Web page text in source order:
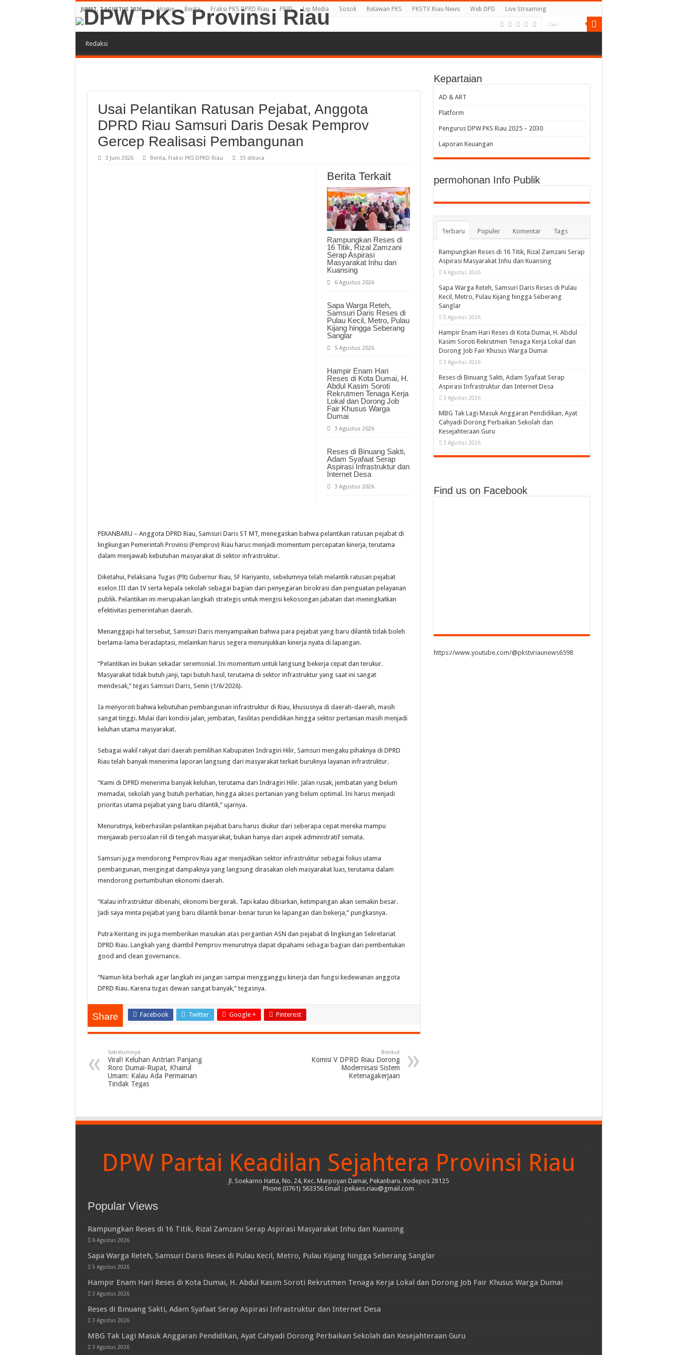
JUMAT, 7 AGUSTUS 2026 Home Berita Fraksi PKS DPRD Riau PPID Lip Media Sosok Relawan PKS PKSTV Riau News Web DPD Live Streaming
Redaksi
Usai Pelantikan Ratusan Pejabat, Anggota
DPRD Riau Samsuri Daris Desak Pemprov
Gercep Realisasi Pembangunan
3 Juni 2026 Berita, Fraksi PKS DPRD Riau 33 dibaca
Berita Terkait
Rampungkan Reses di
16 Titik, Rizal Zamzani
Serap Aspirasi
Masyarakat Inhu dan
Kuansing
6 Agustus 2026
Sapa Warga Reteh,
Samsuri Daris Reses di
Pulau Kecil, Metro, Pulau
Kijang hingga Seberang
Sanglar
5 Agustus 2026
Hampir Enam Hari
Reses di Kota Dumai, H.
Abdul Kasim Soroti
Rekrutmen Tenaga Kerja
Lokal dan Dorong Job
Fair Khusus Warga
Dumai
3 Agustus 2026
Reses di Binuang Sakti,
Adam Syafaat Serap
Aspirasi Infrastruktur dan
Internet Desa
3 Agustus 2026
PEKANBARU – Anggota DPRD Riau, Samsuri Daris ST MT, menegaskan bahwa pelantikan ratusan pejabat di
lingkungan Pemerintah Provinsi (Pemprov) Riau harus menjadi momentum percepatan kinerja, terutama
dalam menjawab kebutuhan masyarakat di sektor infrastruktur.
Diketahui, Pelaksana Tugas (Plt) Gubernur Riau, SF Hariyanto, sebelumnya telah melantik ratusan pejabat
eselon III dan IV serta kepala sekolah sebagai bagian dari penyegaran birokrasi dan penguatan pelayanan
publik. Pelantikan ini merupakan langkah strategis untuk mengisi kekosongan jabatan dan meningkatkan
efektivitas pemerintahan daerah.
Menanggapi hal tersebut, Samsuri Daris menyampaikan bahwa para pejabat yang baru dilantik tidak boleh
berlama-lama beradaptasi, melainkan harus segera menunjukkan kinerja nyata di lapangan.
“Pelantikan ini bukan sekadar seremonial. Ini momentum untuk langsung bekerja cepat dan terukur.
Masyarakat tidak butuh janji, tapi butuh hasil, terutama di sektor infrastruktur yang saat ini sangat
mendesak,” tegas Samsuri Daris, Senin (1/6/2026).
Ia menyoroti bahwa kebutuhan pembangunan infrastruktur di Riau, khususnya di daerah-daerah, masih
sangat tinggi. Mulai dari kondisi jalan, jembatan, fasilitas pendidikan hingga sektor pertanian masih menjadi
keluhan utama masyarakat.
Sebagai wakil rakyat dari daerah pemilihan Kabupaten Indragiri Hilir, Samsuri mengaku pihaknya di DPRD
Riau telah banyak menerima laporan langsung dari masyarakat terkait buruknya layanan infrastruktur.
“Kami di DPRD menerima banyak keluhan, terutama dari Indragiri Hilir. Jalan rusak, jembatan yang belum
memadai, sekolah yang butuh perhatian, hingga akses pertanian yang belum optimal. Ini harus menjadi
prioritas utama pejabat yang baru dilantik,” ujarnya.
Menurutnya, keberhasilan pelantikan pejabat baru harus diukur dari seberapa cepat mereka mampu
menjawab persoalan riil di tengah masyarakat, bukan hanya dari aspek administratif semata.
Samsuri juga mendorong Pemprov Riau agar menjadikan sektor infrastruktur sebagai fokus utama
pembangunan, mengingat dampaknya yang langsung dirasakan oleh masyarakat luas, terutama dalam
mendorong pertumbuhan ekonomi daerah.
“Kalau infrastruktur dibenahi, ekonomi bergerak. Tapi kalau dibiarkan, ketimpangan akan semakin besar.
Jadi saya minta pejabat yang baru dilantik benar-benar turun ke lapangan dan bekerja,” pungkasnya.
Putra Keritang ini juga memberikan masukan atas pergantian ASN dan pejabat di lingkungan Sekretariat
DPRD Riau. Langkah yang diambil Pemprov menurutnya dapat dipahami sebagai bagian dari pembentukan
good and clean governance.
“Namun kita berhak agar langkah ini jangan sampai mengganggu kinerja dan fungsi kedewanan anggota
DPRD Riau. Karena tugas dewan sangat banyak,” tegasnya.
Share Facebook Twitter Google + Pinterest
Sebelumnya
Viral! Keluhan Antrian Panjang
Roro Dumai-Rupat, Khairul
Umam: Kalau Ada Permainan
Tindak Tegas
Berikut
Komisi V DPRD Riau Dorong
Modernisasi Sistem
Ketenagakerjaan
Kepartaian
AD & ART
Platform
Pengurus DPW PKS Riau 2025 – 2030
Laporan Keuangan
permohonan Info Publik
Terbaru Populer Komentar Tags
Rampungkan Reses di 16 Titik, Rizal Zamzani Serap
Aspirasi Masyarakat Inhu dan Kuansing
6 Agustus 2026
Sapa Warga Reteh, Samsuri Daris Reses di Pulau
Kecil, Metro, Pulau Kijang hingga Seberang
Sanglar
5 Agustus 2026
Hampir Enam Hari Reses di Kota Dumai, H. Abdul
Kasim Soroti Rekrutmen Tenaga Kerja Lokal dan
Dorong Job Fair Khusus Warga Dumai
3 Agustus 2026
Reses di Binuang Sakti, Adam Syafaat Serap
Aspirasi Infrastruktur dan Internet Desa
3 Agustus 2026
MBG Tak Lagi Masuk Anggaran Pendidikan, Ayat
Cahyadi Dorong Perbaikan Sekolah dan
Kesejahteraan Guru
3 Agustus 2026
Find us on Facebook
https://www.youtube.com/@pkstvriaunews6598
DPW Partai Keadilan Sejahtera Provinsi Riau
Jl. Soekarno Hatta, No. 24, Kec. Marpoyan Damai, Pekanbaru. Kodepos 28125
Phone (0761) 563356 Email : pekaes.riau@gmail.com
Popular Views
Rampungkan Reses di 16 Titik, Rizal Zamzani Serap Aspirasi Masyarakat Inhu dan Kuansing
6 Agustus 2026
Sapa Warga Reteh, Samsuri Daris Reses di Pulau Kecil, Metro, Pulau Kijang hingga Seberang Sanglar
5 Agustus 2026
Hampir Enam Hari Reses di Kota Dumai, H. Abdul Kasim Soroti Rekrutmen Tenaga Kerja Lokal dan Dorong Job Fair Khusus Warga Dumai
3 Agustus 2026
Reses di Binuang Sakti, Adam Syafaat Serap Aspirasi Infrastruktur dan Internet Desa
3 Agustus 2026
MBG Tak Lagi Masuk Anggaran Pendidikan, Ayat Cahyadi Dorong Perbaikan Sekolah dan Kesejahteraan Guru
3 Agustus 2026